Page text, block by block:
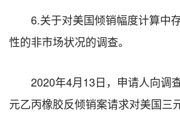
6.关于对美国倾销幅度计算中
性的非市场状况的调查。
2020年4月13日，申请人向调
元乙丙橡胶反倾销案请求对美国三